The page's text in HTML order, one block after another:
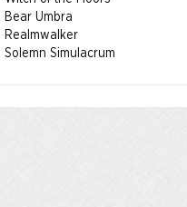
Bear Umbra
Realmwalker
Solemn Simulacrum